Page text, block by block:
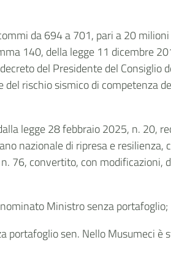
da 694 a 701, pari a 20
140, della legge 11 dicembre
del Presidente del Consiglio
rischio sismico di competenza
legge 28 febbraio 2025, n. 20,
nazionale di ripresa e resilienza,
76, convertito, con modificazioni,
Ministro senza portafoglio;
portafoglio sen. Nello Musumeci è